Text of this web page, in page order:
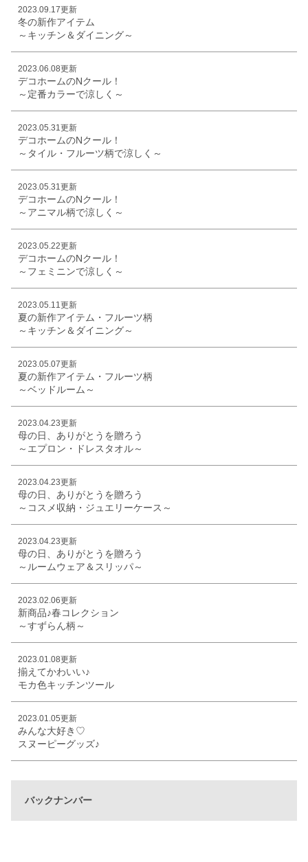
2023.09.17更新
冬の新作アイテム
～キッチン＆ダイニング～
2023.06.08更新
デコホームのNクール！
～定番カラーで涼しく～
2023.05.31更新
デコホームのNクール！
～タイル・フルーツ柄で涼しく～
2023.05.31更新
デコホームのNクール！
～アニマル柄で涼しく～
2023.05.22更新
デコホームのNクール！
～フェミニンで涼しく～
2023.05.11更新
夏の新作アイテム・フルーツ柄
～キッチン＆ダイニング～
2023.05.07更新
夏の新作アイテム・フルーツ柄
～ベッドルーム～
2023.04.23更新
母の日、ありがとうを贈ろう
～エプロン・ドレスタオル～
2023.04.23更新
母の日、ありがとうを贈ろう
～コスメ収納・ジュエリーケース～
2023.04.23更新
母の日、ありがとうを贈ろう
～ルームウェア＆スリッパ～
2023.02.06更新
新商品♪春コレクション
～すずらん柄～
2023.01.08更新
揃えてかわいい♪
モカ色キッチンツール
2023.01.05更新
みんな大好き♡
スヌーピーグッズ♪
バックナンバー